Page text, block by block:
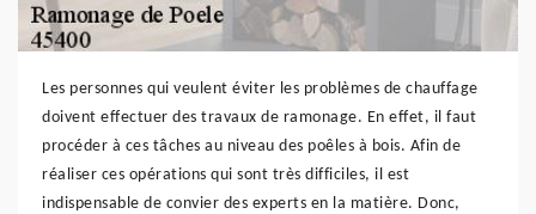
Les personnes qui veulent éviter les problèmes de chauffage
doivent effectuer des travaux de ramonage. En effet, il faut
procéder à ces tâches au niveau des poêles à bois. Afin de
réaliser ces opérations qui sont très difficiles, il est
indispensable de convier des experts en la matière. Donc,